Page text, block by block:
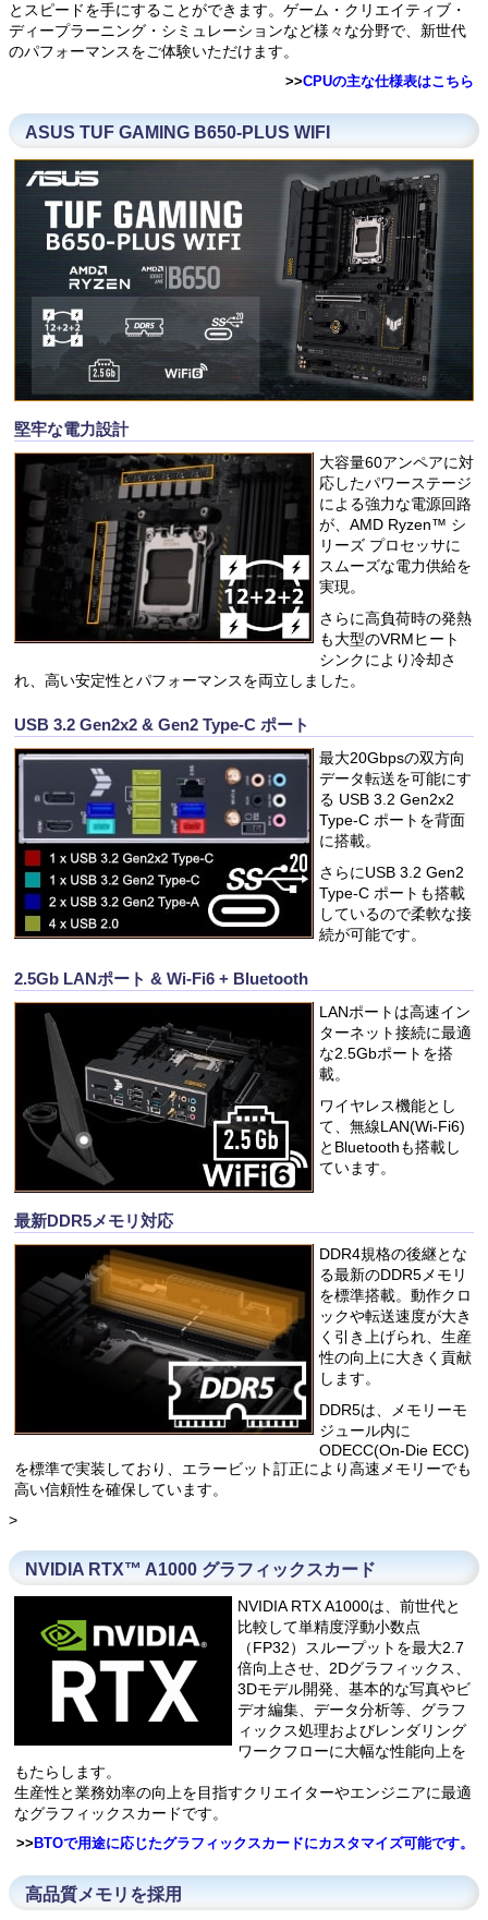
とスピードを手にすることができます。ゲーム・クリエイティブ・
ディープラーニング・シミュレーションなど様々な分野で、新世代
のパフォーマンスをご体験いただけます。
>>CPUの主な仕様表はこちら
ASUS TUF GAMING B650-PLUS WIFI
堅牢な電力設計
大容量60アンペアに対
応したパワーステージ
による強力な電源回路
が、AMD Ryzen™ シ
リーズ プロセッサに
スムーズな電力供給を
実現。
さらに高負荷時の発熱
も大型のVRMヒート
シンクにより冷却さ
れ、高い安定性とパフォーマンスを両立しました。
USB 3.2 Gen2x2 & Gen2 Type-C ポート
最大20Gbpsの双方向
データ転送を可能にす
る USB 3.2 Gen2x2
Type-C ポートを背面
に搭載。
さらにUSB 3.2 Gen2
Type-C ポートも搭載
しているので柔軟な接
続が可能です。
2.5Gb LANポート & Wi-Fi6 + Bluetooth
LANポートは高速イン
ターネット接続に最適
な2.5Gbポートを搭
載。
ワイヤレス機能とし
て、無線LAN(Wi-Fi6)
とBluetoothも搭載し
ています。
最新DDR5メモリ対応
DDR4規格の後継とな
る最新のDDR5メモリ
を標準搭載。動作クロ
ックや転送速度が大き
く引き上げられ、生産
性の向上に大きく貢献
します。
DDR5は、メモリーモ
ジュール内に
ODECC(On-Die ECC)
を標準で実装しており、エラービット訂正により高速メモリーでも
高い信頼性を確保しています。
>
NVIDIA RTX™ A1000 グラフィックスカード
NVIDIA RTX A1000は、前世代と
比較して単精度浮動小数点
（FP32）スループットを最大2.7
倍向上させ、2Dグラフィックス、
3Dモデル開発、基本的な写真やビ
デオ編集、データ分析等、グラフ
ィックス処理およびレンダリング
ワークフローに大幅な性能向上を
もたらします。
生産性と業務効率の向上を目指すクリエイターやエンジニアに最適
なグラフィックスカードです。
>>BTOで用途に応じたグラフィックスカードにカスタマイズ可能です。
高品質メモリを採用